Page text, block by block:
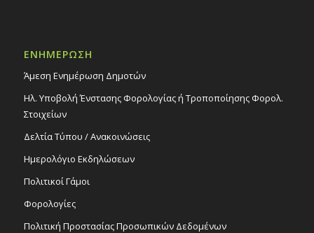
ΕΝΗΜΕΡΩΣΗ
Άμεση Ενημέρωση Δημοτών
Ηλ. Υποβολή Ένστασης Φορολογίας ή Τροποποίησης Φορολ.
Στοιχείων
Δελτία Τύπου / Ανακοινώσεις
Ημερολόγιο Εκδηλώσεων
Πολιτικοί Γάμοι
Φορολογίες
Πολιτική Προστασίας Προσωπικών Δεδομένων